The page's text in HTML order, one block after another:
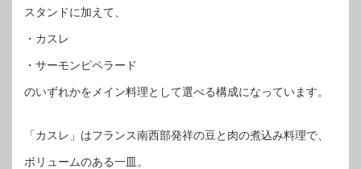
スタンドに加えて、
・カスレ
・サーモンピペラード
のいずれかをメイン料理として選べる構成になっています。
「カスレ」はフランス南西部発祥の豆と肉の煮込み料理で、
ボリュームのある一皿。